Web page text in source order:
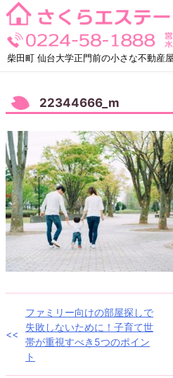
Skip
to
content
柴田町 仙台大学正門前の小さな不動産
22344666_m
稿
ファミリー向けの部屋探しで
失敗しないために！子育て世
帯が重視すべき5つのポイン
ト